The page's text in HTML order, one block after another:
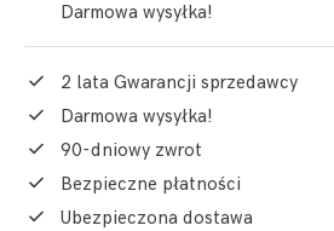
Darmowa wysyłka!
2 lata Gwarancji sprzedawcy
Darmowa wysyłka!
90-dniowy zwrot
Bezpieczne płatności
Ubezpieczona dostawa